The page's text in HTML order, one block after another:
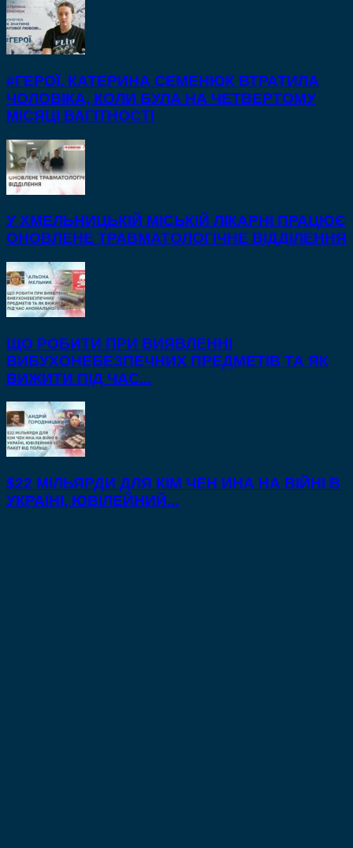
#ГЕРОЇ. КАТЕРИНА СЕМЕНЮК ВТРАТИЛА
ЧОЛОВІКА, КОЛИ БУЛА НА ЧЕТВЕРТОМУ
МІСЯЦІ ВАГІТНОСТІ
У ХМЕЛЬНИЦЬКІЙ МІСЬКІЙ ЛІКАРНІ ПРАЦЮЄ
ОНОВЛЕНЕ ТРАВМАТОЛОГІЧНЕ ВІДДІЛЕННЯ
ЩО РОБИТИ ПРИ ВИЯВЛЕННІ
ВИБУХОНЕБЕЗПЕЧНИХ ПРЕДМЕТІВ ТА ЯК
ВИЖИТИ ПІД ЧАС...
$22 МІЛЬЯРДИ ДЛЯ КІМ ЧЕН ИНА НА ВІЙНІ В
УКРАЇНІ, ЮВІЛЕЙНИЙ...